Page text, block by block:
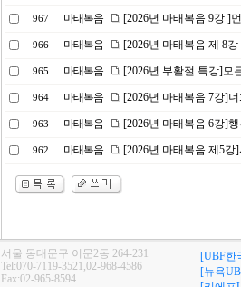
967 마태복음 [2026년 마태복음 9강 ]
966 마태복음 [2026년 마태복음 제 8
965 마태복음 [2026년 부활절 특강]모
964 마태복음 [2026년 마태복음 7강]
963 마태복음 [2026년 마태복음 6강]
962 마태복음 [2026년 마태복음 제5
서울 동대문구 이문2동 264-231
Tel:070-7119-3521,02-968-4586
Fax:02-965-8594
[UBF한
[뉴욕